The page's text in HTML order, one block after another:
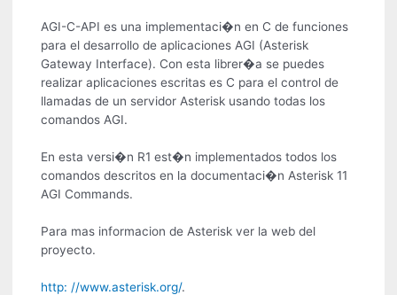
AGI-C-API es una implementaci�n en C de funciones
para el desarrollo de aplicaciones AGI (Asterisk
Gateway Interface). Con esta librer�a se puedes
realizar aplicaciones escritas es C para el control de
llamadas de un servidor Asterisk usando todas los
comandos AGI.
En esta versi�n R1 est�n implementados todos los
comandos descritos en la documentaci�n Asterisk 11
AGI Commands.
Para mas informacion de Asterisk ver la web del
proyecto.
http: //www.asterisk.org/.